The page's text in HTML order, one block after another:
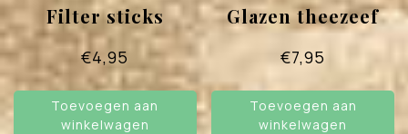
Filter sticks
€4,95
Toevoegen aan
winkelwagen
Glazen theezeef
€7,95
Toevoegen aan
winkelwagen